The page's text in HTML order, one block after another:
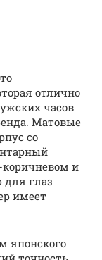
отлично
часов
Матовые
со
коричневом и
глаз
имеет
японского